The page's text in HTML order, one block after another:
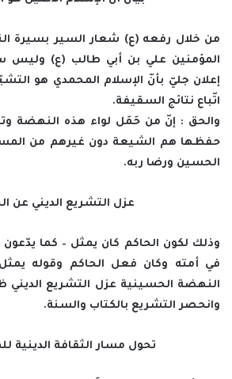
من خلال رفعه (ع) شعار السير بسيرة
المؤمنين علي بن أبي طالب (ع) وليس
إعلان جليّ بأنّ الإسلام المحمدي هو
اتّباع نتائج السقيفة.
والحق : إنّ من حَمَل لواء هذه النهضة
حفظها هم الشيعة دون غيرهم من
الحسين ورضا ربه.
عزل التشريع الديني عن
وذلك لكون الحاكم كان يمثل – كما
في أمته وكان فعل الحاكم وقوله
النهضة الحسينية عزل التشريع الديني
وانحصر التشريع بالكتاب والسنة.
تحول مسار الثقافة الدينية